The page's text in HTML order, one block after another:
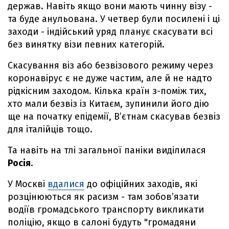
держав. Навіть якщо вони мають чинну візу -
та буде анульована. У четвер були посилені і ці
заходи - індійський уряд планує скасувати всі
без винятку візи певних категорій.
Скасування віз або безвізового режиму через
коронавірус є не дуже частим, але й не надто
рідкісним заходом. Кілька країн з-поміж тих,
хто мали безвіз із Китаєм, зупинили його дію
ще на початку епідемії, В’єтнам скасував безвіз
для італійців тощо.
Та навіть на тлі загальної паніки виділилася
Росія.
У Москві вдалися до офіційних заходів, які
розцінюються як расизм - там зобов’язати
водіїв громадського транспорту викликати
поліцію, якщо в салоні будуть "громадяни